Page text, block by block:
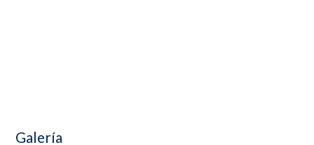
Galería